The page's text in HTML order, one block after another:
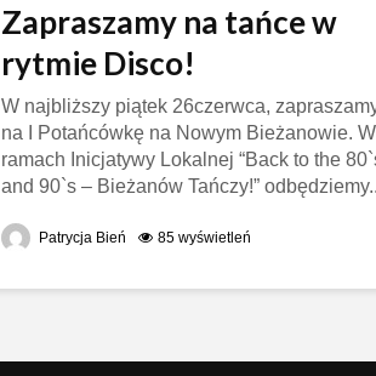
Zapraszamy na tańce w
rytmie Disco!
W najbliższy piątek 26czerwca,
na I Potańcówkę na Nowym Bieżanowie. W
ramach Inicjatywy Lokalnej “Back to the
and 90`s – Bieżanów Tańczy!”
Patrycja Bień 85 wyświetleń